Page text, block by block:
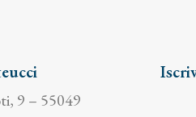
9 – 55049